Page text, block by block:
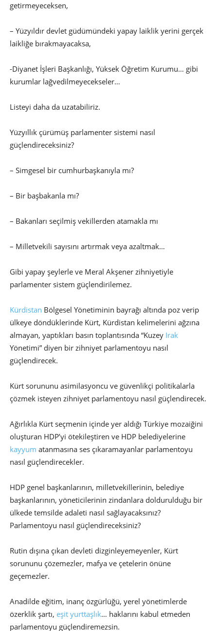
getirmeyeceksen,
– Yüzyıldır devlet güdümündeki yapay laiklik yerini gerçek
laikliğe bırakmayacaksa,
-Diyanet İşleri Başkanlığı, Yüksek Öğretim Kurumu… gibi
kurumlar lağvedilmeyecekseler…
Listeyi daha da uzatabiliriz.
Yüzyıllık çürümüş parlamenter sistemi nasıl
güçlendireceksiniz?
– Simgesel bir cumhurbaşkanıyla mı?
– Bir başbakanla mı?
– Bakanları seçilmiş vekillerden atamakla mı
– Milletvekili sayısını artırmak veya azaltmak…
Gibi yapay şeylerle ve Meral Akşener zihniyetiyle
parlamenter sistem güçlendirilemez.
Kürdistan Bölgesel Yönetiminin bayrağı altında poz verip
ülkeye döndüklerinde Kürt, Kürdistan kelimelerini ağzına
almayan, yaptıkları basın toplantısında “Kuzey Irak
Yönetimi” diyen bir zihniyet parlamentoyu nasıl
güçlendirecek.
Kürt sorununu asimilasyoncu ve güvenlikçi politikalarla
çözmek isteyen zihniyet parlamentoyu nasıl güçlendirecek.
Ağırlıkla Kürt seçmenin içinde yer aldığı Türkiye mozaiğini
oluşturan HDP’yi ötekileştiren ve HDP belediyelerine
kayyum atanmasına ses çıkaramayanlar parlamentoyu
nasıl güçlendirecekler.
HDP genel başkanlarının, milletvekillerinin, belediye
başkanlarının, yöneticilerinin zindanlara doldurulduğu bir
ülkede temsilde adaleti nasıl sağlayacaksınız?
Parlamentoyu nasıl güçlendireceksiniz?
Rutin dışına çıkan devleti dizginleyemeyenler, Kürt
sorununu çözemezler, mafya ve çetelerin önüne
geçemezler.
Anadilde eğitim, inanç özgürlüğü, yerel yönetimlerde
özerklik şartı, eşit yurttaşlık… haklarını kabul etmeden
parlamentoyu güçlendiremezsin.